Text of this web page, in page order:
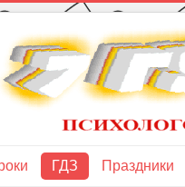
ГДЗ Праздники